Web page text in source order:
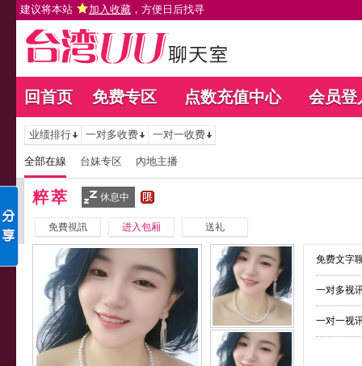
建议将本站 加入收藏 ，方便日后找寻
回首页 免费专区 点数充值中心 会员登
业绩排行 一对多收费 一对一收费
全部在線 台妹专区 內地主播
粹萃 休息中
免費視訊 进入包厢 送礼
免费文字
一对多视
一对一视